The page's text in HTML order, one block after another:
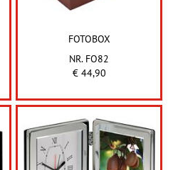
FOTOBOX
NR. FO82
€ 44,90